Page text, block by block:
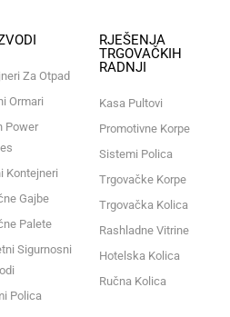
Za Otpad
Ormari
Power
Kontejneri
Gajbe
Palete
Sigurnosni
Polica
RJEŠENJA
TRGOVAČKIH
RADNJI
Kasa Pultovi
Promotivne Korpe
Sistemi Polica
Trgovačke Korpe
Trgovačka Kolica
Rashladne Vitrine
Hotelska Kolica
Ručna Kolica